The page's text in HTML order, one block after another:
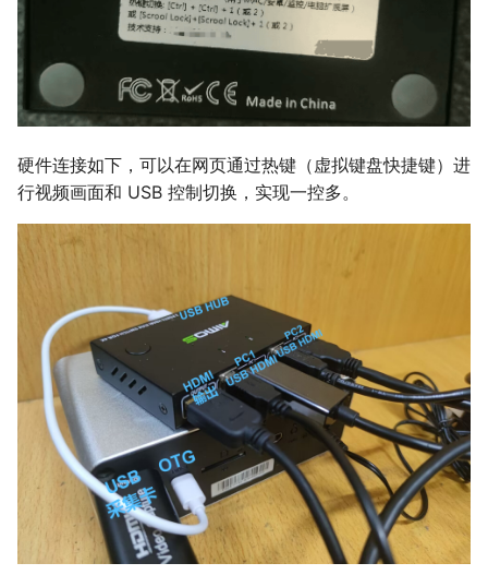
硬件连接如下，可以在网页通过热键（虚拟键盘快捷键）进
行视频画面和 USB 控制切换，实现一控多。